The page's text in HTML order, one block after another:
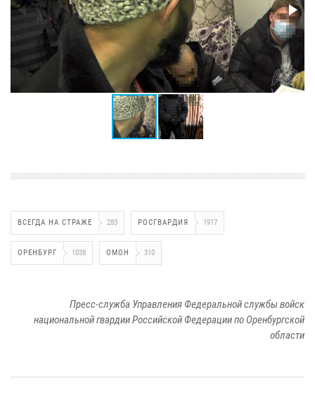
ВСЕГДА НА СТРАЖЕ 283 РОСГВАРДИЯ 1917
ОРЕНБУРГ 1038 ОМОН 310
Пресс-служба Управления Федеральной службы войск
национальной гвардии Российской Федерации по Оренбургской
области